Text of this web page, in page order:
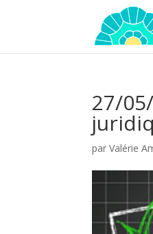
27/
parValérie